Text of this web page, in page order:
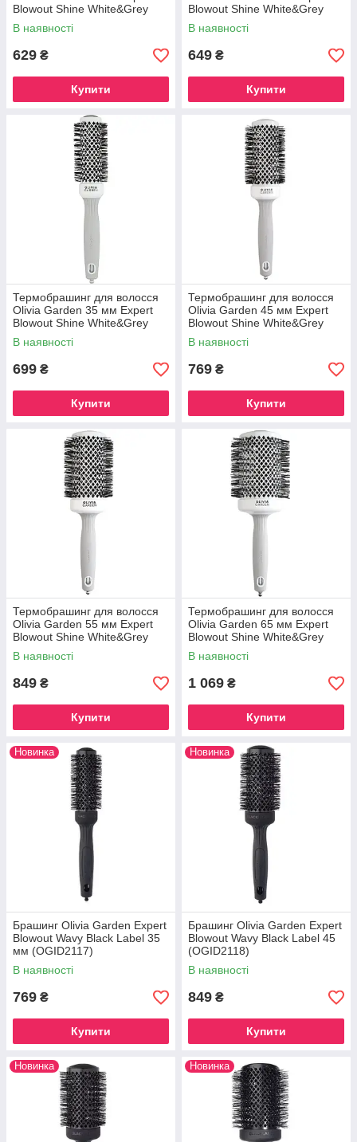
Blowout Shine White&Grey
(OGID2002)
В наявності
629 ₴
Купити
Blowout Shine White&Grey
(OGID2003)
В наявності
649 ₴
Купити
Термобрашинг для волосся
Olivia Garden 35 мм Expert
Blowout Shine White&Grey
(OGID2004)
В наявності
699 ₴
Купити
Термобрашинг для волосся
Olivia Garden 45 мм Expert
Blowout Shine White&Grey
(OGID2005)
В наявності
769 ₴
Купити
Термобрашинг для волосся
Olivia Garden 55 мм Expert
Blowout Shine White&Grey
(OGID2006)
В наявності
849 ₴
Купити
Термобрашинг для волосся
Olivia Garden 65 мм Expert
Blowout Shine White&Grey
(OGID2007)
В наявності
1 069 ₴
Купити
Новинка
Брашинг Olivia Garden Expert
Blowout Wavy Black Label 35
мм (OGID2117)
В наявності
769 ₴
Купити
Новинка
Брашинг Olivia Garden Expert
Blowout Wavy Black Label 45
(OGID2118)
В наявності
849 ₴
Купити
Новинка Новинка